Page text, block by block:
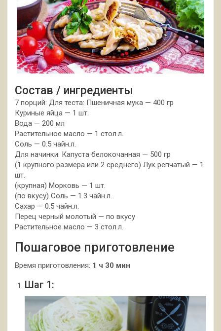
Состав / ингредиенты
7 порций: Для теста: Пшеничная мука — 400 гр
Куриные яйца — 1 шт.
Вода — 200 мл
Растительное масло — 1 стол.л.
Соль — 0.5 чайн.л.
Для начинки: Капуста белокочанная — 500 гр
(1 крупного размера или 2 среднего) Лук репчатый — 1
шт.
(крупная) Морковь — 1 шт.
(по вкусу) Соль — 1.3 чайн.л.
Сахар — 0.5 чайн.л.
Перец черный молотый — по вкусу
Растительное масло — 3 стол.л.
Пошаговое приготовление
Время приготовления: 1 ч 30 мин
Шаг 1: